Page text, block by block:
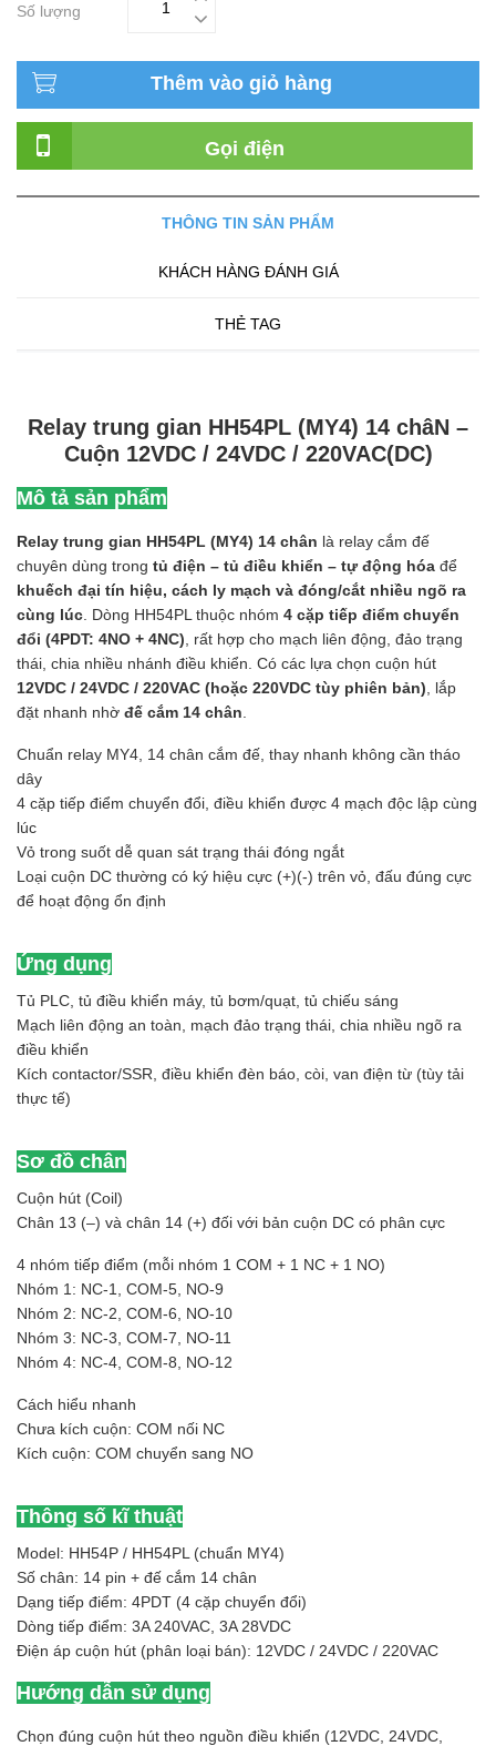
Số lượng
Thêm vào giỏ hàng
Gọi điện
THÔNG TIN SẢN PHẨM
KHÁCH HÀNG ĐÁNH GIÁ
THẺ TAG
Relay trung gian HH54PL (MY4) 14 châN –
Cuộn 12VDC / 24VDC / 220VAC(DC)
Mô tả sản phẩm
Relay trung gian HH54PL (MY4) 14 chân là relay cắm đế
chuyên dùng trong tủ điện – tủ điều khiển – tự động hóa để
khuếch đại tín hiệu, cách ly mạch và đóng/cắt nhiều ngõ ra
cùng lúc . Dòng HH54PL thuộc nhóm 4 cặp tiếp điểm chuyển
đổi (4PDT: 4NO + 4NC) , rất hợp cho mạch liên động, đảo trạng
thái, chia nhiều nhánh điều khiển. Có các lựa chọn cuộn hút
12VDC / 24VDC / 220VAC (hoặc 220VDC tùy phiên bản) , lắp
đặt nhanh nhờ đế cắm 14 chân
Chuẩn relay MY4, 14 chân cắm đế, thay nhanh không cần tháo
dây
4 cặp tiếp điểm chuyển đổi, điều khiển được 4 mạch độc lập cùng
lúc
Vỏ trong suốt dễ quan sát trạng thái đóng ngắt
Loại cuộn DC thường có ký hiệu cực (+)(-) trên vỏ, đấu đúng cực
để hoạt động ổn định
Ứng dụng
Tủ PLC, tủ điều khiển máy, tủ bơm/quạt, tủ chiếu sáng
Mạch liên động an toàn, mạch đảo trạng thái, chia nhiều ngõ ra
điều khiển
Kích contactor/SSR, điều khiển đèn báo, còi, van điện từ (tùy tải
thực tế)
Sơ đồ chân
Cuộn hút (Coil)
Chân 13 (–) và chân 14 (+) đối với bản cuộn DC có phân cực
4 nhóm tiếp điểm (mỗi nhóm 1 COM + 1 NC + 1 NO)
Nhóm 1: NC-1, COM-5, NO-9
Nhóm 2: NC-2, COM-6, NO-10
Nhóm 3: NC-3, COM-7, NO-11
Nhóm 4: NC-4, COM-8, NO-12
Cách hiểu nhanh
Chưa kích cuộn: COM nối NC
Kích cuộn: COM chuyển sang NO
Thông số kĩ thuật
Model: HH54P / HH54PL (chuẩn MY4)
Số chân: 14 pin + đế cắm 14 chân
Dạng tiếp điểm: 4PDT (4 cặp chuyển đổi)
Dòng tiếp điểm: 3A 240VAC, 3A 28VDC
Điện áp cuộn hút (phân loại bán): 12VDC / 24VDC / 220VAC
Hướng dẫn sử dụng
Chọn đúng cuộn hút theo nguồn điều khiển (12VDC, 24VDC,